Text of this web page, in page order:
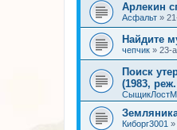
Арлекин
Асфальт »
Найдите
чепчик » 23-
Поиск
(1983,
Киборг3001 »